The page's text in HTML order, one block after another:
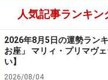
あなた今週の運勢は？
人気記事ランキン
2026年8月5日の運勢ラン
お座」 マリィ・プリマヴ
い】
2026/08/04